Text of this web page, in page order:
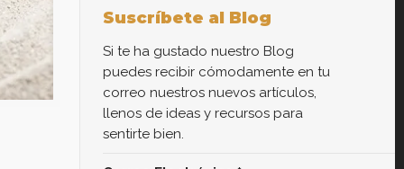
Suscríbete al Blog
Si te ha gustado nuestro Blog
puedes recibir cómodamente en tu
correo nuestros nuevos artículos,
llenos de ideas y recursos para
sentirte bien.